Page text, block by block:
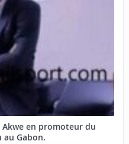
en promoteur du
Gabon.